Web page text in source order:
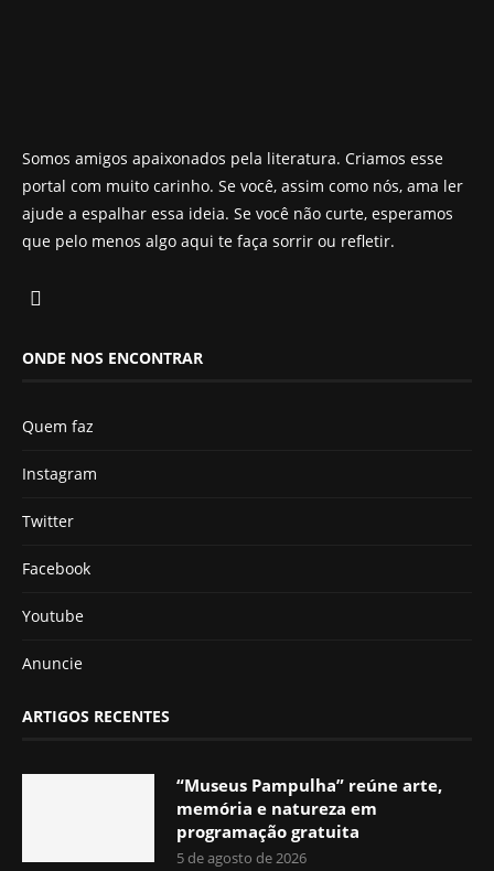
Somos amigos apaixonados pela literatura. Criamos esse
portal com muito carinho. Se você, assim como nós, ama ler
ajude a espalhar essa ideia. Se você não curte, esperamos
que pelo menos algo aqui te faça sorrir ou refletir.
ONDE NOS ENCONTRAR
Quem faz
Instagram
Twitter
Facebook
Youtube
Anuncie
ARTIGOS RECENTES
“Museus Pampulha” reúne arte,
memória e natureza em
programação gratuita
5 de agosto de 2026